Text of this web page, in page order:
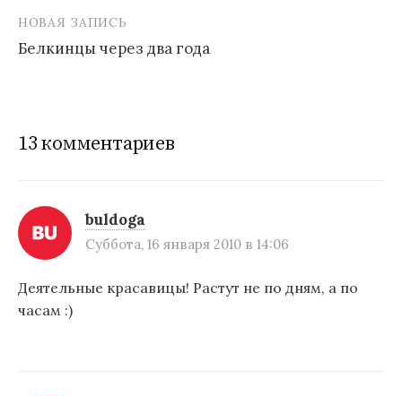
а
г
и
я
п
о
НОВАЯ ЗАПИСЬ
Белкинцы через два года
13 комментариев
buldoga
Суббота, 16 января 2010 в 14:06
Деятельные красавицы! Растут не по дням, а по
часам :)